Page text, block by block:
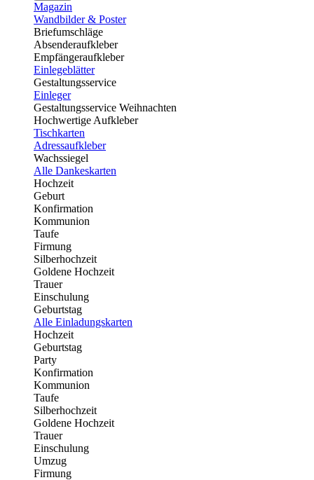
Magazin
Wandbilder & Poster
Briefumschläge
Absenderaufkleber
Empfängeraufkleber
Einlegeblätter
Gestaltungsservice
Einleger
Gestaltungsservice Weihnachten
Hochwertige Aufkleber
Tischkarten
Adressaufkleber
Wachssiegel
Alle Dankeskarten
Hochzeit
Geburt
Konfirmation
Kommunion
Taufe
Firmung
Silberhochzeit
Goldene Hochzeit
Trauer
Einschulung
Geburtstag
Alle Einladungskarten
Hochzeit
Geburtstag
Party
Konfirmation
Kommunion
Taufe
Silberhochzeit
Goldene Hochzeit
Trauer
Einschulung
Umzug
Firmung